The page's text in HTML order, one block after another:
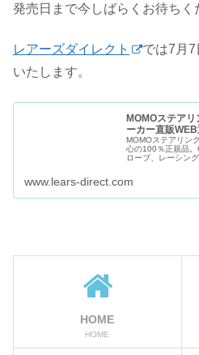
発売日まで今しばらくお待ちく
レアーズダイレクト
では7月
いたします。
MOMOステア
ーカー直販
MOMOステアリン
心の100％正規品
ローブ、レーシン
www.lears-direct.com
HOME
HOME